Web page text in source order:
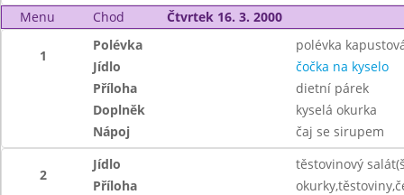
Menu
Chod Čtvrtek 16. 3. 2000
1
Polévka
polévka
Jídlo
čočka na kyselo
Příloha
dietní párek
Doplněk
kyselá okurka
Nápoj
čaj se sirupem
2
Jídlo
těstovinový
Příloha